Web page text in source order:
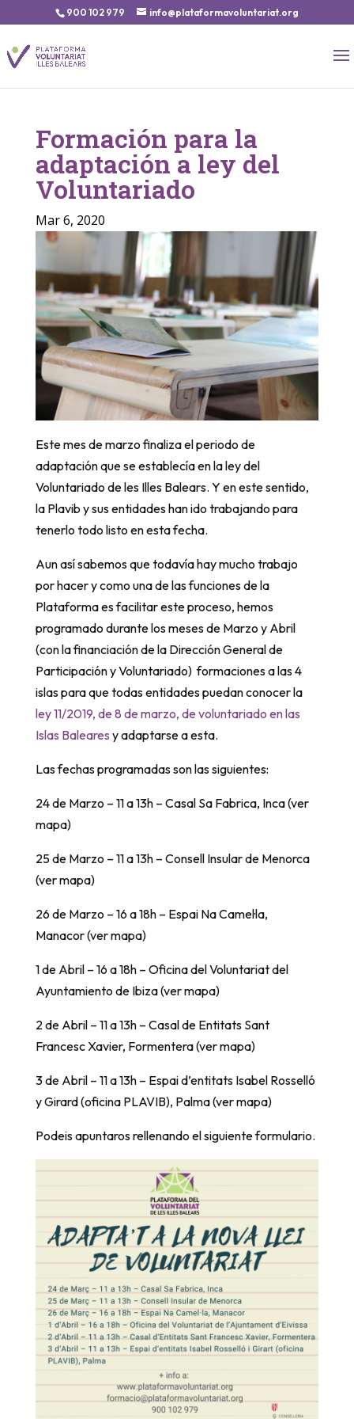
900 102 979 info@plataformavoluntariat.org
Formación para la
adaptación a ley del
Voluntariado
Mar 6, 2020
Este mes de marzo finaliza el periodo de
adaptación que se establecía en la ley del
Voluntariado de les Illes Balears. Y en este sentido,
la Plavib y sus entidades han ido trabajando para
tenerlo todo listo en esta fecha.
Aun así sabemos que todavía hay mucho trabajo
por hacer y como una de las funciones de la
Plataforma es facilitar este proceso, hemos
programado durante los meses de Marzo y Abril
(con la financiación de la Dirección General de
Participación y Voluntariado) formaciones a las 4
islas para que todas entidades puedan conocer la
ley 11/2019, de 8 de marzo, de voluntariado en las
Islas Baleares y adaptarse a esta.
Las fechas programadas son las siguientes:
24 de Marzo – 11 a 13h – Casal Sa Fabrica, Inca (ver
mapa)
25 de Marzo – 11 a 13h – Consell Insular de Menorca
(ver mapa)
26 de Marzo – 16 a 18h – Espai Na Camel·la,
Manacor (ver mapa)
1 de Abril – 16 a 18h – Oficina del Voluntariat del
Ayuntamiento de Ibiza (ver mapa)
2 de Abril – 11 a 13h – Casal de Entitats Sant
Francesc Xavier, Formentera (ver mapa)
3 de Abril – 11 a 13h – Espai d’entitats Isabel Rosselló
y Girard (oficina PLAVIB), Palma (ver mapa)
Podeis apuntaros rellenando el siguiente formulario.